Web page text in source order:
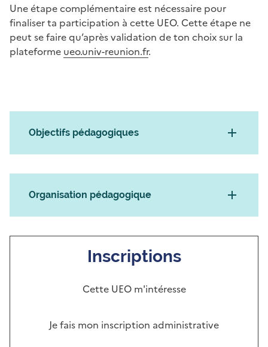
Une étape complémentaire est nécessaire pour
finaliser ta participation à cette UEO. Cette étape ne
peut se faire qu’après validation de ton choix sur la
plateforme ueo.univ-reunion.fr.
Objectifs pédagogiques
Organisation pédagogique
Inscriptions
Cette UEO m'intéresse
Je fais mon inscription administrative